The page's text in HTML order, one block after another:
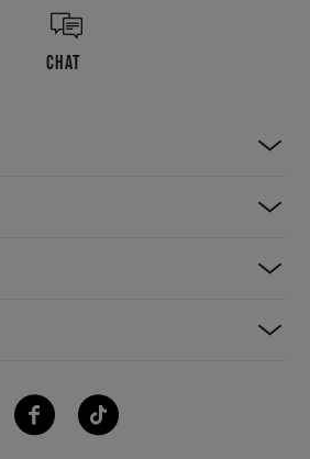
CHAT